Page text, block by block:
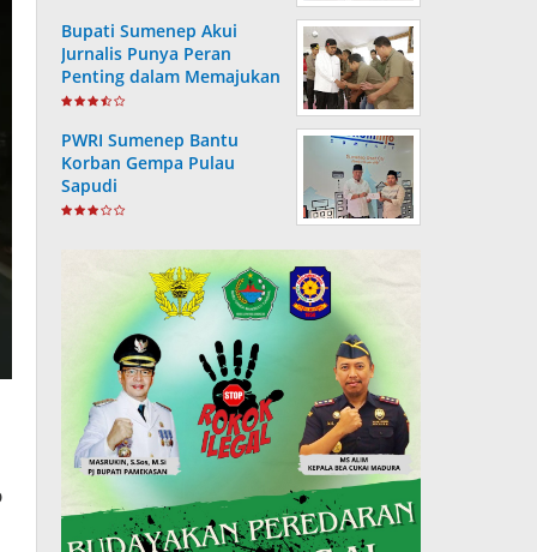
Bupati Sumenep Akui
Jurnalis Punya Peran
Penting dalam Memajukan
Daerah
PWRI Sumenep Bantu
Korban Gempa Pulau
Sapudi